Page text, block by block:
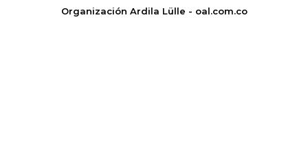
Organización Ardila Lülle - oal.com.co